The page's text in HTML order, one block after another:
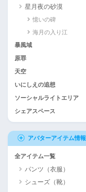
星月夜の砂漠
憶いの碑
海月の入り江
暴風域
原罪
天空
いにしえの追想
ソーシャルライトエリア
シェアスペース
アバターアイテム情報
全アイテム一覧
パンツ（衣服）
シューズ（靴）